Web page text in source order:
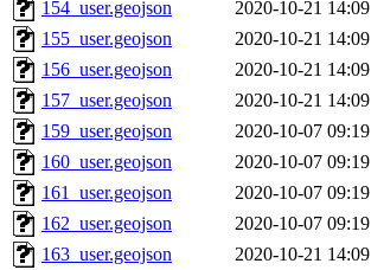
154_user.geojson
2020-10-21 14:09
155_user.geojson
2020-10-21 14:09
156_user.geojson
2020-10-21 14:09
157_user.geojson
2020-10-21 14:09
159_user.geojson
2020-10-07 09:19
160_user.geojson
2020-10-07 09:19
161_user.geojson
2020-10-07 09:19
162_user.geojson
2020-10-07 09:19
163_user.geojson
2020-10-21 14:09